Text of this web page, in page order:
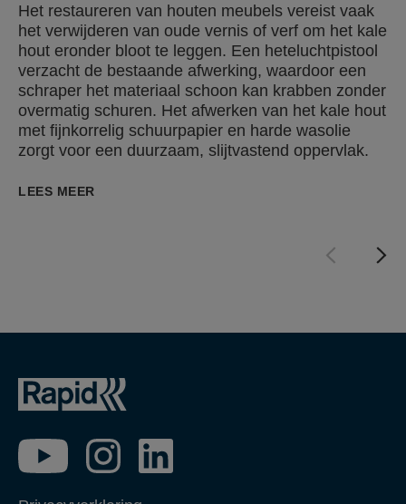
Het restaureren van houten meubels vereist vaak
het verwijderen van oude vernis of verf om het kale
hout eronder bloot te leggen. Een heteluchtpistool
verzacht de bestaande afwerking, waardoor een
schraper het materiaal schoon kan krabben zonder
overmatig schuren. Het afwerken van het kale hout
met fijnkorrelig schuurpapier en harde wasolie
zorgt voor een duurzaam, slijtvastend oppervlak.
LEES MEER